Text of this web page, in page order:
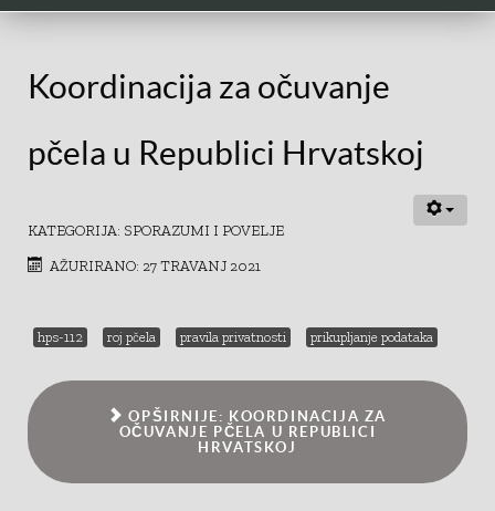
Koordinacija za očuvanje
pčela u Republici Hrvatskoj
KATEGORIJA: SPORAZUMI I POVELJE
AŽURIRANO: 27 TRAVANJ 2021
hps-112 roj pčela pravila privatnosti prikupljanje podataka
OPŠIRNIJE: KOORDINACIJA ZA
OČUVANJE PČELA U REPUBLICI
HRVATSKOJ